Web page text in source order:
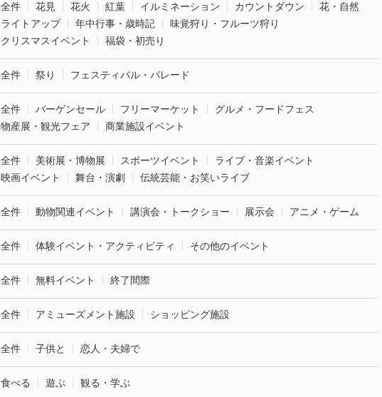
全件 花見 花火 紅葉 イルミネーション カウントダウン
花・自然
ライトアップ
年中行事・歳時記
味覚狩り・フルーツ狩り
クリスマスイベント
福袋・初売り
全件 祭り フェスティバル・パレード
全件 バーゲンセール フリーマーケット
グルメ・フードフェス
物産展・観光フェア
商業施設イベント
全件 美術展・博物展 スポーツイベント
ライブ・音楽イベント
映画イベント
舞台・演劇 伝統芸能・お笑いライブ
全件 動物関連イベント 講演会・トークショー 展示会 アニメ・ゲーム
全件 体験イベント・アクティビティ その他のイベント
全件 無料イベント 終了間際
全件 アミューズメント施設 ショッピング施設
全件 子供と 恋人・夫婦で
食べる 遊ぶ 観る・学ぶ